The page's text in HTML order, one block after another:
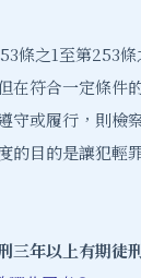
之1至第253條
在符合一定條件
守或履行，則檢
的目的是讓犯輕
三年以上有期徒